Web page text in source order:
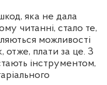
яка не дала
читанні, стало те,
можливості
отже, плати за це. З
інструментом,